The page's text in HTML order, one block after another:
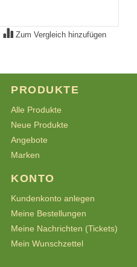
Zum Vergleich hinzufügen
PRODUKTE
Alle Produkte
Neue Produkte
Angebote
Marken
KONTO
Kundenkonto anlegen
Meine Bestellungen
Meine Nachrichten (Tickets)
Mein Wunschzettel